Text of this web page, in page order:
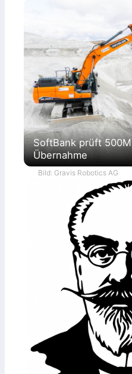
SoftBank prüft
Übernahme
Bild: Gravis Robotics AG